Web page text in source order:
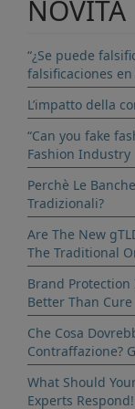
NOVITÀ
“¿Se puede
falsificaciones
L’impatto della
“Can you fake
Fashion Industry
Perchè Le
Tradizionali?
Are The New
The Traditional
Brand
Better Than Cure
Che Cosa
Contraffazione?
What Should
Experts Respond!